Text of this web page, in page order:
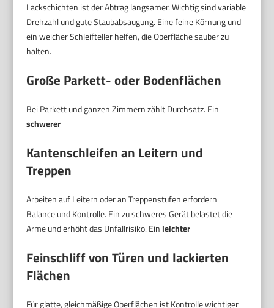
Lackschichten ist der Abtrag langsamer. Wichtig sind variable
Drehzahl und gute Staubabsaugung. Eine feine Körnung und
ein weicher Schleifteller helfen, die Oberfläche sauber zu
halten.
Große Parkett- oder Bodenflächen
Bei Parkett und ganzen Zimmern zählt Durchsatz. Ein
schwerer
Kantenschleifen an Leitern und
Treppen
Arbeiten auf Leitern oder an Treppenstufen erfordern
Balance und Kontrolle. Ein zu schweres Gerät belastet die
Arme und erhöht das Unfallrisiko. Ein leichter
Feinschliff von Türen und lackierten
Flächen
Für glatte, gleichmäßige Oberflächen ist Kontrolle wichtiger